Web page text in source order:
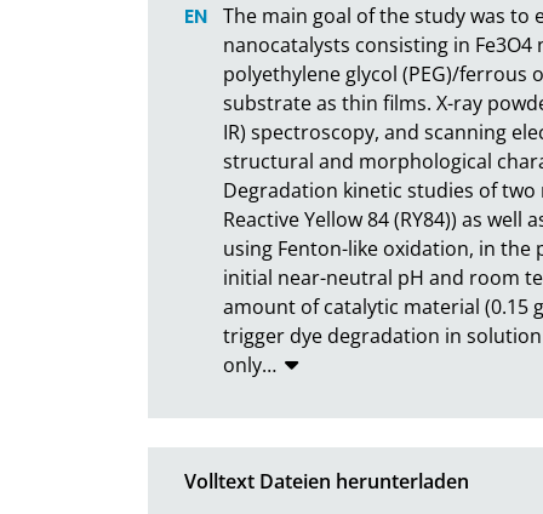
The main goal of the study was
nanocatalysts consisting in
polyethylene glycol (PEG)/ferrous
substrate as thin films. X-ray
IR) spectroscopy, and scanning
structural and morphological
Degradation kinetic studies of two
Reactive Yellow 84 (RY84)) as
using Fenton-like oxidation, in
initial near-neutral pH and room
amount of catalytic material (0.15
trigger dye degradation in
only…
Volltext Dateien herunterladen